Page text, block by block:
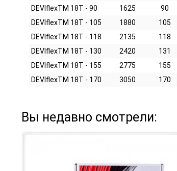
DEVIflexTM 18T - 90
1625 90
DEVIflexTM 18T - 105
1880 105
DEVIflexTM 18T - 118
2135 118
DEVIflexTM 18T - 130
2420 131
DEVIflexTM 18T - 155
2775 155
DEVIflexTM 18T - 170
3050 170
Вы недавно смотрели: